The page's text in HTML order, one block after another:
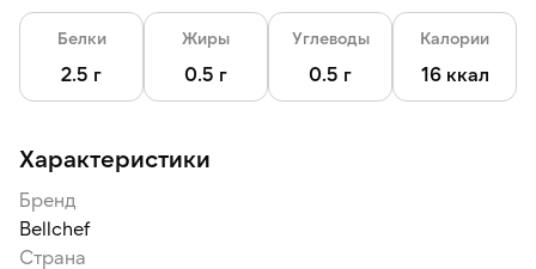
Белки
2.5 г
Жиры
0.5 г
Углеводы
0.5 г
Калории
16 ккал
Характеристики
Бренд
Bellсhef
Страна